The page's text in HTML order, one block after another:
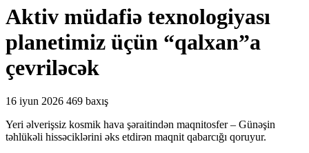
Aktiv müdafiə texnologiyası
planetimiz üçün “qalxan”a
çevriləcək
16 iyun 2026 469 baxış
Yeri əlverişsiz kosmik hava şəraitindən maqnitosfer– Günəşin
təhlükəli hissəciklərini əks etdirən maqnit qabarcığı qoruyur.